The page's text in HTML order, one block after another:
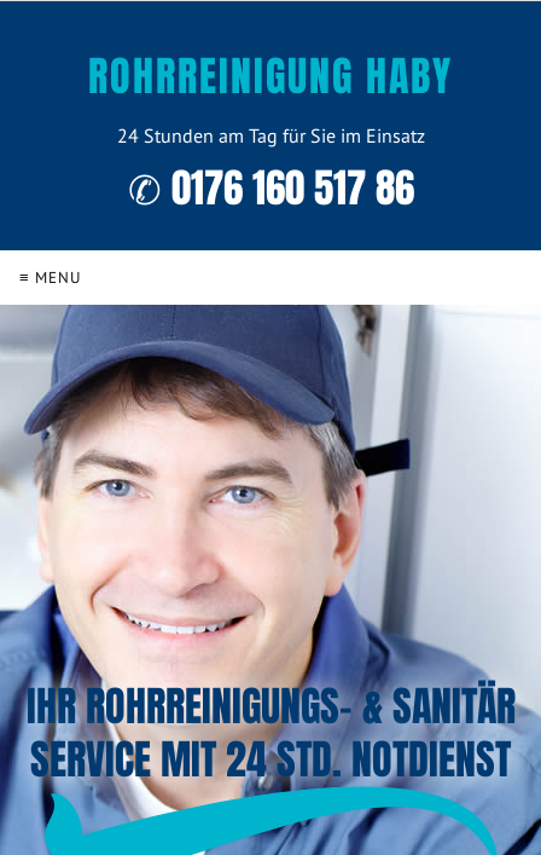
ROHRREINIGUNG HABY
24 Stunden am Tag für Sie im Einsatz
✆ 0176 160 517 86
≡ MENU
IHR ROHRREINIGUNGS- & SANITÄR
SERVICE MIT 24 STD. NOTDIENST